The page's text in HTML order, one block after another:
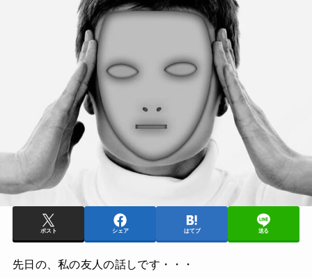
ポスト シェア はてブ 送る
先日の、私の友人の話しです・・・